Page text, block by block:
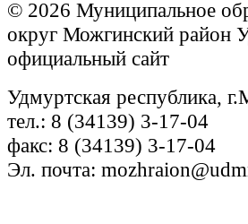
© 2026 Муниципальное
округ Можгинский район
официальный сайт
Удмуртская республика,
тел.: 8 (34139) 3-17-04
факс: 8 (34139) 3-17-04
Эл. почта: